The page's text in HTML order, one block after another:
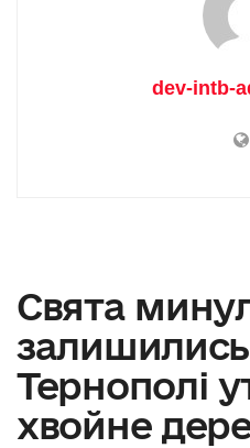
dev-intb-
Свята
Тернополі
хвойне